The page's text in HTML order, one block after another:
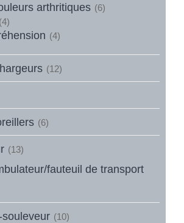
arthritiques (6)
(4)
(4)
(12)
(6)
(13)
fauteuil de transport
(10)